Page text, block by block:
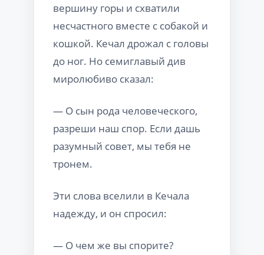
вершину горы и схватили
несчастного вместе с собакой и
кошкой. Кечал дрожал с головы
до ног. Но семиглавый див
миролюбиво сказал:
— О сын рода человеческого,
разреши наш спор. Если дашь
разумный совет, мы тебя не
тронем.
Эти слова вселили в Кечала
надежду, и он спросил:
— О чем же вы спорите?